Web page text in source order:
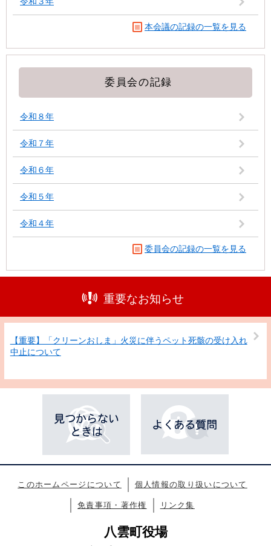
本会議の記録の一覧を見る
委員会の記録
令和８年
令和７年
令和６年
令和５年
令和４年
委員会の記録の一覧を見る
重要なお知らせ
【重要】「クリーンおしま」火災に伴うペット死骸の受け入れ
中止について
このホームページについて 個人情報の取り扱いについて
免責事項・著作権 リンク集
八雲町役場